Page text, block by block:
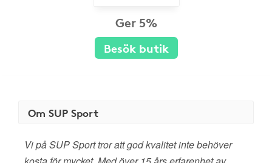
Ger 5%
Besök butik
Om SUP Sport
Vi på SUP Sport tror att god kvalitet inte behöver